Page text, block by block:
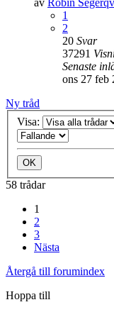
av Robin
1
2
20 Svar
37291
Senaste
ons 27 feb
Ny tråd
Visa:
58 trådar
1
2
3
Nästa
Återgå till forumindex
Hoppa till